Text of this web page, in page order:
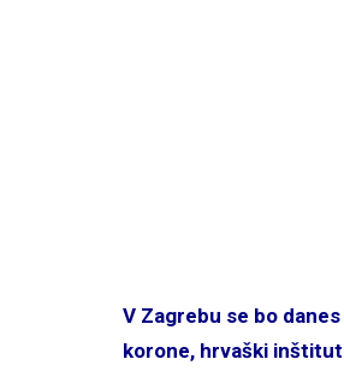
V Zagrebu se bo
korone, hrvaški